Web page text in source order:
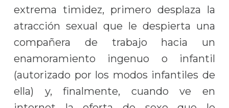
extrema timidez, primero desplaza la
atracción sexual que le despierta una
compañera de trabajo hacia un
enamoramiento ingenuo o infantil
(autorizado por los modos infantiles de
ella) y, finalmente, cuando ve en